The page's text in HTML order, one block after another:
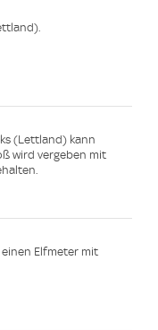
(Lettland) kann
wird vergeben mit
Elfmeter mit